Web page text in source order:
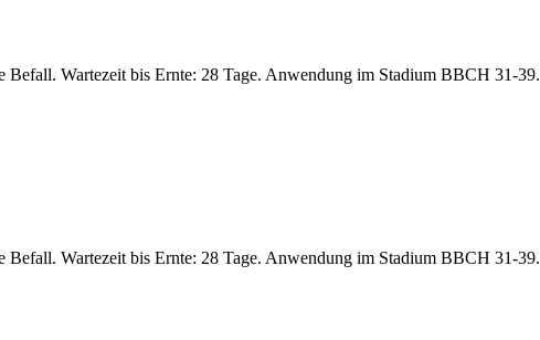
Wartezeit bis Ernte: 28 Tage. Anwendung im Stadium BBCH 31-39.
Wartezeit bis Ernte: 28 Tage. Anwendung im Stadium BBCH 31-39.